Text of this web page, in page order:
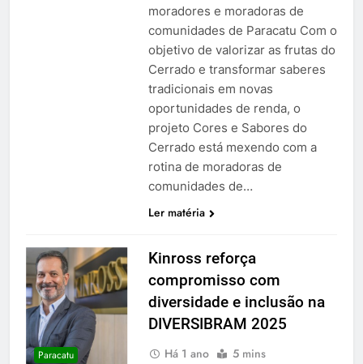
moradores e moradoras de
comunidades de Paracatu Com o
objetivo de valorizar as frutas do
Cerrado e transformar saberes
tradicionais em novas
oportunidades de renda, o
projeto Cores e Sabores do
Cerrado está mexendo com a
rotina de moradoras de
comunidades de…
Ler matéria
Paracatu
Kinross reforça
compromisso com
diversidade e inclusão na
DIVERSIBRAM 2025
Há 1 ano 5 mins